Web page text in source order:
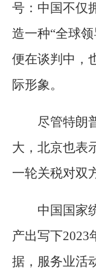
号：中国不仅
造一种“全球
便在谈判中，
际形象。
尽管特朗
大，北京也表
一轮关税对双
中国国家
产出写下2023
据，服务业活